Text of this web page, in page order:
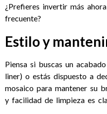
¿Prefieres invertir más
frecuente?
Estilo y
Piensa si buscas un
liner) o estás dispuesto a
mosaico para mantener su
y facilidad de limpieza es